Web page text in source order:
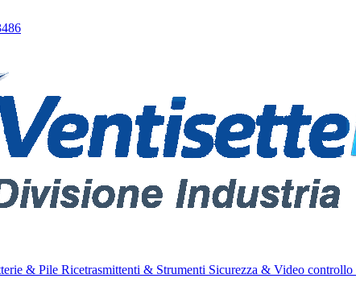
& Pile Ricetrasmittenti & Strumenti Sicurezza & Video controllo